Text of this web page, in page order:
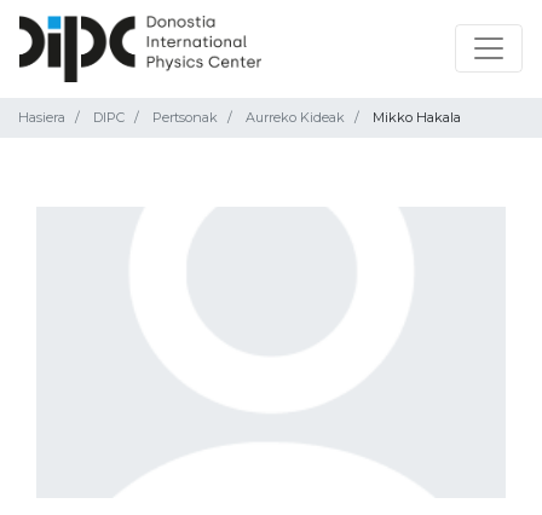
Hasiera DIPC Pertsonak Aurreko Kideak Mikko Hakala